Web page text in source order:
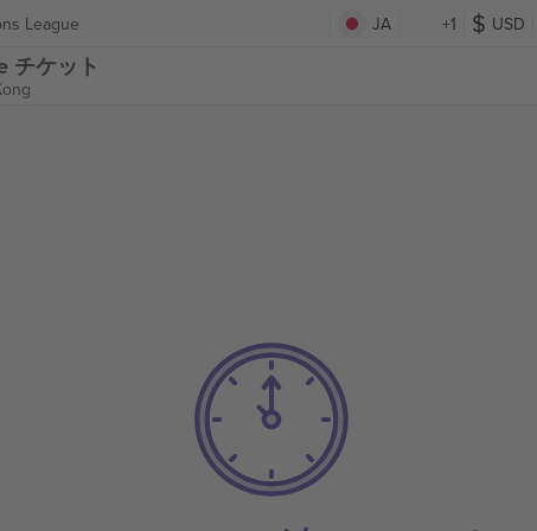
League JA +1 USD
チケット